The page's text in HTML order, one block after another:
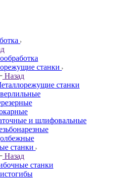
станки
Назад
станки
и шлифовальные
станки
Назад
станки